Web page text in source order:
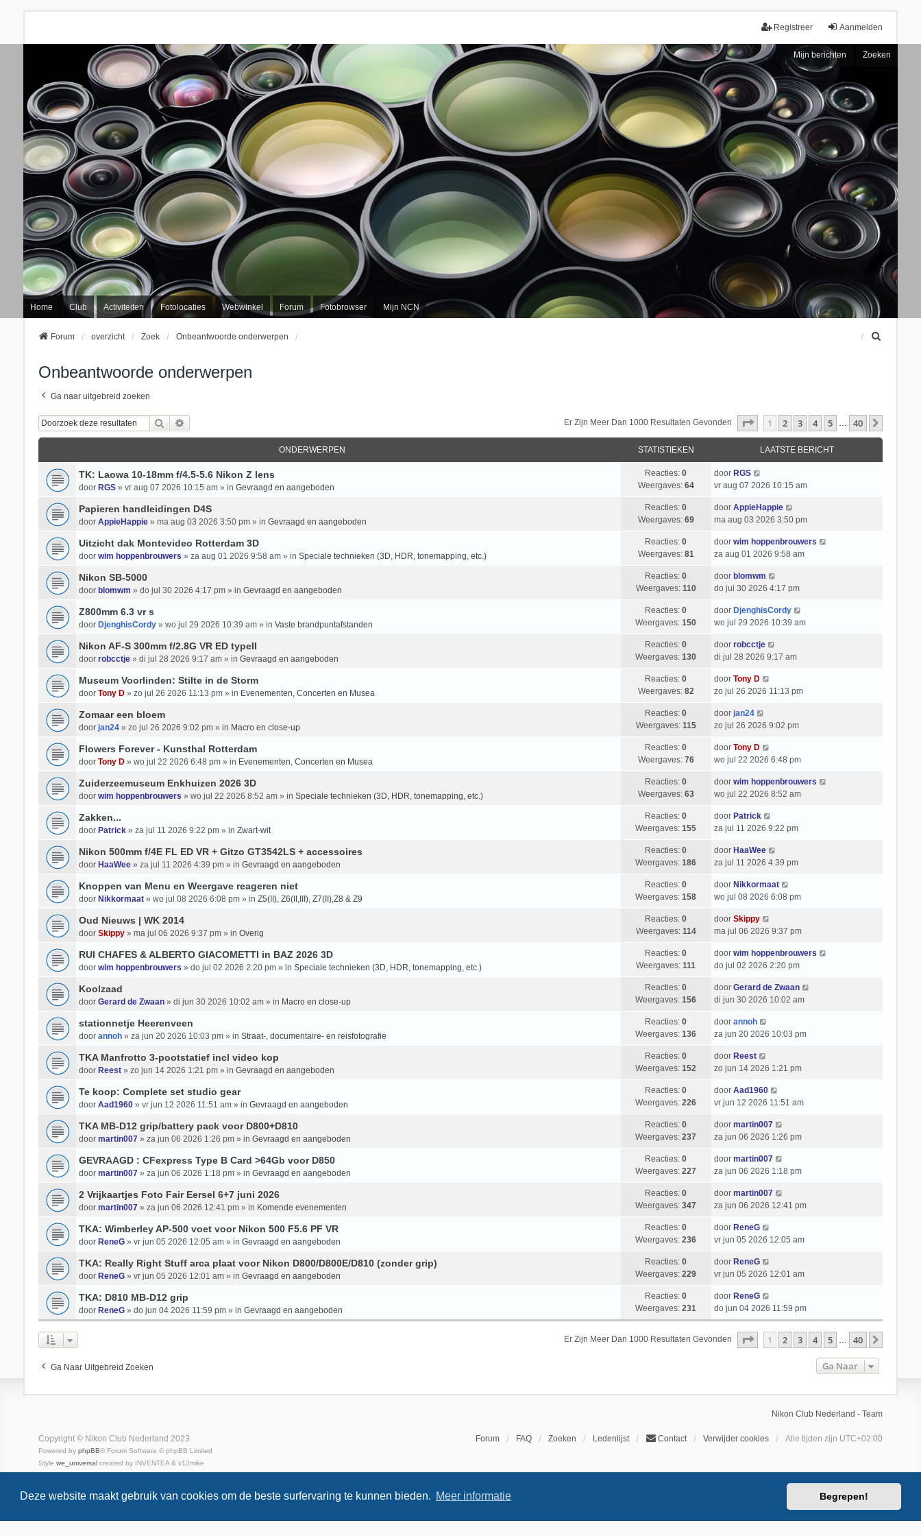
Deze website maakt gebruik van cookies om de beste surfervaring te kunnen bieden. Meer informatie Begrepen!
Aanmelden
Registreer
Mijn berichten Zoeken
Home Club Activiteiten Fotolocaties Webwinkel Forum Fotobrowser Mijn NCN
Forum overzicht Zoek Onbeantwoorde onderwerpen
Onbeantwoorde onderwerpen
Ga naar uitgebreid zoeken
Zoek Er Zijn Meer Dan 1000 Resultaten Gevonden Pagina1 Van 40
1 2 3 4 5 … 40
ONDERWERPEN STATISTIEKEN LAATSTE BERICHT
TK: Laowa 10-18mm f/4.5-5.6 Nikon Z lens
door RGS» vr aug 07 2026 10:15 am » in Gevraagd en aangeboden
Reacties:0
Weergaves: 64
door RGS
vr aug 07 2026 10:15 am
Papieren handleidingen D4S
door AppieHappie» ma aug 03 2026 3:50 pm » in Gevraagd en aangeboden
Reacties:0
Weergaves: 69
door AppieHappie
ma aug 03 2026 3:50 pm
Uitzicht dak Montevideo Rotterdam 3D
door wim hoppenbrouwers » za aug 01 2026 9:58 am » in Speciale technieken (3D, HDR, tonemapping, etc.)
Reacties:0
Weergaves: 81
door wim hoppenbrouwers
za aug 01 2026 9:58 am
Nikon SB-5000
door blomwm » do jul 30 2026 4:17 pm » in Gevraagd en aangeboden
Reacties:0
Weergaves: 110
door blomwm
do jul 30 2026 4:17 pm
Z800mm 6.3 vr s
door DjenghisCordy» wo jul 29 2026 10:39 am » in Vaste brandpuntafstanden
Reacties:0
Weergaves:150
door DjenghisCordy
wo jul 29 2026 10:39 am
Nikon AF-S 300mm f/2.8G VR ED typeII
door robcctje» di jul 28 2026 9:17 am » in Gevraagd en aangeboden
Reacties:0
Weergaves:130
door robcctje
di jul 28 2026 9:17 am
Museum Voorlinden: Stilte in de Storm
door Tony D» zo jul 26 2026 11:13 pm » in Evenementen, Concerten en Musea
Reacties:0
Weergaves: 82
door Tony D
zo jul 26 2026 11:13 pm
Zomaar een bloem
door jan24» zo jul 26 2026 9:02 pm » in Macro en close-up
Reacties:0
Weergaves: 115
door jan24
zo jul 26 2026 9:02 pm
Flowers Forever - Kunsthal Rotterdam
door Tony D» wo jul 22 2026 6:48 pm » in Evenementen, Concerten en Musea
Reacties:0
Weergaves: 76
door Tony D
wo jul 22 2026 6:48 pm
Zuiderzeemuseum Enkhuizen 2026 3D
door wim hoppenbrouwers » wo jul 22 2026 8:52 am » in Speciale technieken (3D, HDR, tonemapping, etc.)
Reacties:0
Weergaves: 63
door wim hoppenbrouwers
wo jul 22 2026 8:52 am
Zakken...
door Patrick» za jul 11 2026 9:22 pm » in Zwart-wit
Reacties:0
Weergaves:155
door Patrick
za jul 11 2026 9:22 pm
Nikon 500mm f/4E FL ED VR + Gitzo GT3542LS + accessoires
door HaaWee» za jul 11 2026 4:39 pm » in Gevraagd en aangeboden
Reacties:0
Weergaves:186
door HaaWee
za jul 11 2026 4:39 pm
Knoppen van Menu en Weergave reageren niet
door Nikkormaat» wo jul 08 2026 6:08 pm » in Z5(II), Z6(II,III), Z7(II),Z8 & Z9
Reacties:0
Weergaves:158
door Nikkormaat
wo jul 08 2026 6:08 pm
Oud Nieuws | WK 2014
door Skippy» ma jul 06 2026 9:37 pm » in Overig
Reacties:0
Weergaves: 114
door Skippy
ma jul 06 2026 9:37 pm
RUI CHAFES & ALBERTO GIACOMETTI in BAZ 2026 3D
door wim hoppenbrouwers » do jul 02 2026 2:20 pm » in Speciale technieken (3D, HDR, tonemapping, etc.)
Reacties:0
Weergaves:111
door wim hoppenbrouwers
do jul 02 2026 2:20 pm
Koolzaad
door Gerard de Zwaan» di jun 30 2026 10:02 am » in Macro en close-up
Reacties:0
Weergaves:156
door Gerard de Zwaan
di jun 30 2026 10:02 am
stationnetje Heerenveen
door annoh» za jun 20 2026 10:03 pm » in Straat-, documentaire- en reisfotografie
Reacties:0
Weergaves:136
door annoh
za jun 20 2026 10:03 pm
TKA Manfrotto 3-pootstatief incl video kop
door Reest» zo jun 14 2026 1:21 pm » in Gevraagd en aangeboden
Reacties:0
Weergaves:152
door Reest
zo jun 14 2026 1:21 pm
Te koop: Complete set studio gear
door Aad1960» vr jun 12 2026 11:51 am » in Gevraagd en aangeboden
Reacties:0
Weergaves:226
door Aad1960
vr jun 12 2026 11:51 am
TKA MB-D12 grip/battery pack voor D800+D810
door martin007» za jun 06 2026 1:26 pm » in Gevraagd en aangeboden
Reacties:0
Weergaves:237
door martin007
za jun 06 2026 1:26 pm
GEVRAAGD : CFexpress Type B Card >64Gb voor D850
door martin007» za jun 06 2026 1:18 pm » in Gevraagd en aangeboden
Reacties:0
Weergaves:227
door martin007
za jun 06 2026 1:18 pm
2 Vrijkaartjes Foto Fair Eersel 6+7 juni 2026
door martin007» za jun 06 2026 12:41 pm » in Komende evenementen
Reacties:0
Weergaves:347
door martin007
za jun 06 2026 12:41 pm
TKA: Wimberley AP-500 voet voor Nikon 500 F5.6 PF VR
door ReneG» vr jun 05 2026 12:05 am » in Gevraagd en aangeboden
Reacties:0
Weergaves:236
door ReneG
vr jun 05 2026 12:05 am
TKA: Really Right Stuff arca plaat voor Nikon D800/D800E/D810 (zonder grip)
door ReneG» vr jun 05 2026 12:01 am » in Gevraagd en aangeboden
Reacties:0
Weergaves:229
door ReneG
vr jun 05 2026 12:01 am
TKA: D810 MB-D12 grip
door ReneG» do jun 04 2026 11:59 pm » in Gevraagd en aangeboden
Reacties:0
Weergaves:231
door ReneG
do jun 04 2026 11:59 pm
Er Zijn Meer Dan 1000 Resultaten Gevonden Pagina1 Van 40
1 2 3 4 5 … 40
Ga Naar Uitgebreid Zoeken Ga Naar
Nikon Club Nederland - Team
Forum FAQ Zoeken Ledenlijst Contact Verwijder cookies Alle tijden zijn UTC+02:00
Copyright © Nikon Club Nederland 2023
Powered by phpBB® Forum Software © phpBB Limited
Style we_universalcreated by INVENTEA & v12mike